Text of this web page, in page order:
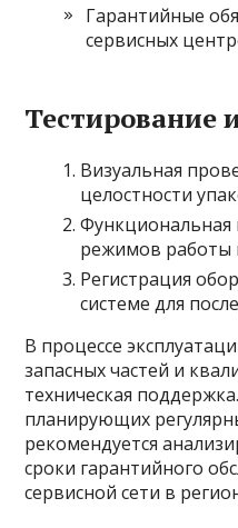
Гарантийные
сервисных
Тестирование
Визуальная
целостности
Функциональная
режимов работы
Регистрация
системе для
В процессе
запасных частей и
техническая
планирующих
рекомендуется
сроки гарантийного
сервисной сети в